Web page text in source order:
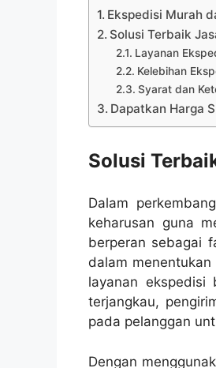
Ekspedisi Murah
Solusi Terbaik
Layanan
Kelebihan
Syarat dan
Dapatkan Harga
Solusi
Dalam
keharusan guna
berperan sebagai
dalam
layanan
terjangkau,
pada pelanggan
Dengan